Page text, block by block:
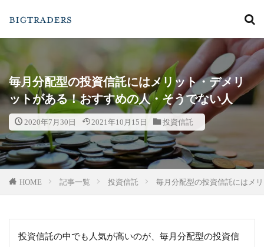
毎月分配型の投資信託にはメリット・デメリ
ットがある！おすすめの人・そうでない人
2020年7月30日 2021年10月15日 投資信託
HOME 記事一覧 投資信託 毎月分配型の投資信託にはメ
投資信託の中でも人気が高いのが、毎月分配型の投資信
検索